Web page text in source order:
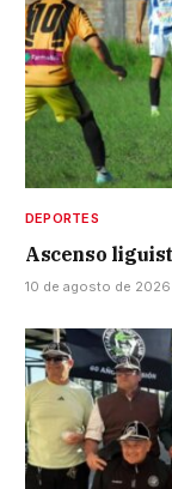
DEPORTES
Ascenso
10 de agosto de 2026